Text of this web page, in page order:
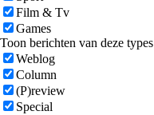
Film & Tv
Games
Toon berichten van deze types
Weblog
Column
(P)review
Special